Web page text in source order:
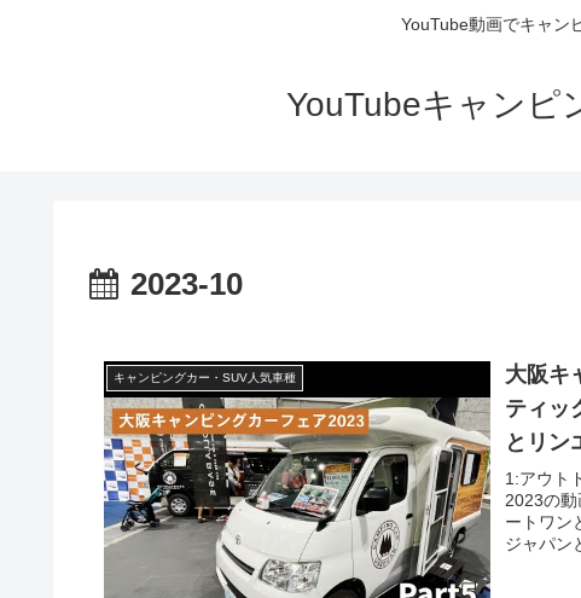
YouTube動画でキャン
YouTubeキャンピ
2023-10
キャンピングカー・SUV人気車種
大阪キ
ティッ
とリン
カーズ
ズマ
1:アウト
2023の
ートワン
ジャパン